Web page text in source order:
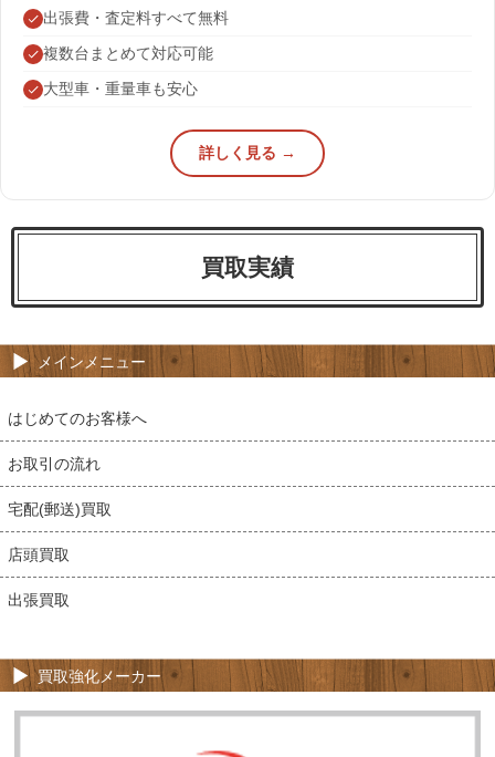
出張費・査定料すべて無料
複数台まとめて対応可能
大型車・重量車も安心
詳しく見る →
買取実績
メインメニュー
はじめてのお客様へ
お取引の流れ
宅配(郵送)買取
店頭買取
出張買取
買取強化メーカー